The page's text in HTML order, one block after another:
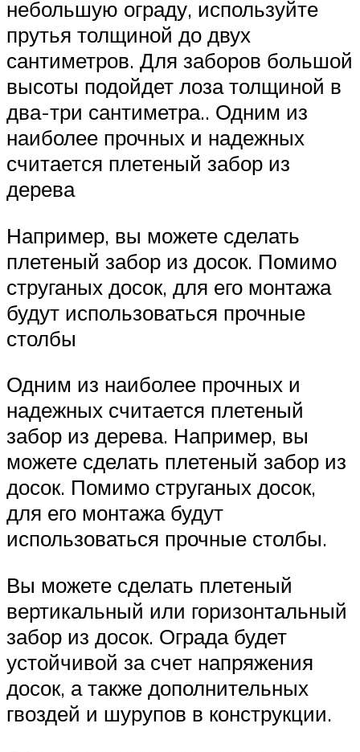
небольшую ограду, используйте
прутья толщиной до двух
сантиметров. Для заборов большой
высоты подойдет лоза толщиной в
два-три сантиметра.. Одним из
наиболее прочных и надежных
считается плетеный забор из
дерева
Например, вы можете сделать
плетеный забор из досок. Помимо
струганых досок, для его монтажа
будут использоваться прочные
столбы
Одним из наиболее прочных и
надежных считается плетеный
забор из дерева. Например, вы
можете сделать плетеный забор из
досок. Помимо струганых досок,
для его монтажа будут
использоваться прочные столбы.
Вы можете сделать плетеный
вертикальный или горизонтальный
забор из досок. Ограда будет
устойчивой за счет напряжения
досок, а также дополнительных
гвоздей и шурупов в конструкции.